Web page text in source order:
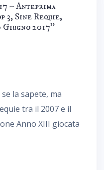
– Anteprima
3, Sine Requie,
2017”
la sapete, ma
tra il 2007 e il
Anno XIII giocata